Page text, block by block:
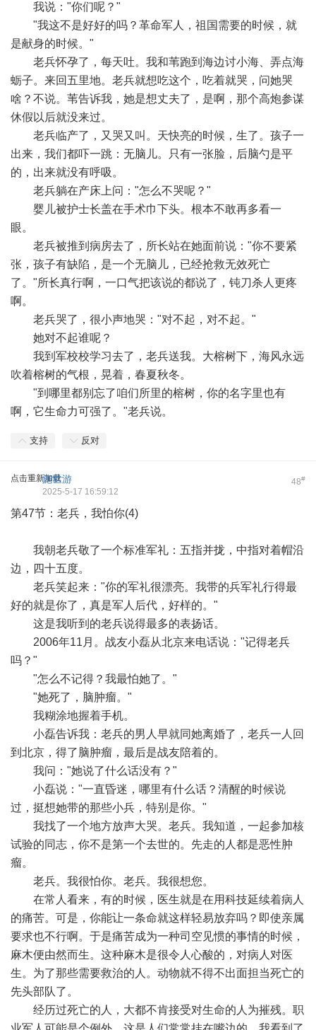
我说："你们呢？"
"我这不是好好的吗？革命军人，祖国需要的时候，就
是献身的时候。"
老兵怀孕了，每天吐。我和苇跑到海边讨小海、弄点海
蛎子。来回五里地。老兵就想吃这个，吃着就哭，问她哭
啥？不说。苇告诉我，她是想丈夫了，是啊，那个高炮参谋
休假以后就没来过。
老兵临产了，又哭又叫。天快亮的时候，生了。孩子一
出来，我们都吓一跳：无脑儿。只有一张脸，后脑勺是平
的，出来就没有呼吸。
老兵躺在产床上问："怎么不哭呢？"
婴儿被护士长盖在手术巾下头。根本不敢再多看一
眼。
老兵被推到病房去了，所长站在她面前说："你不要紧
张，孩子有缺陷，是一个无脑儿，已经抢救无效死亡
了。"所长真行啊，一口气把该说的都说了，钝刀杀人更疼
啊。
老兵哭了，很小声地哭："对不起，对不起。"
她对不起谁呢？
我到军校校学习去了，老兵送我。大榕树下，海风永远
吹着榕树的气根，晃着，春夏秋冬。
"到哪里都别忘了咱们所里的榕树，你的名字里也有
啊，它生命力可强了。"老兵说。
支持 反对
点击重新加载 48#
施世游
2025-5-17 16:59:12
第47节：老兵，我怕你(4)
我朝老兵敬了一个标准军礼：五指并拢，中指对着帽沿
边，四十五度。
老兵笑起来："你的军礼很漂亮。我带的兵军礼行得最
好的就是你了，真是军人后代，好样的。"
这是我听到的老兵说得最多的表扬话。
2006年11月。战友小磊从北京来电话说："记得老兵
吗？"
"怎么不记得？我最怕她了。"
"她死了，脑肿瘤。"
我糊涂地握着手机。
小磊告诉我：老兵的男人早就同她离婚了，老兵一人回
到北京，得了脑肿瘤，最后是战友陪着的。
我问："她说了什么话没有？"
小磊说："一直昏迷，哪里有什么话？清醒的时候说
过，挺想她带的那些小兵，特别是你。"
我找了一个地方放声大哭。老兵。我知道，一起参加核
试验的同志，你不是第一个去世的。先走的人都是恶性肿
瘤。
老兵。我很怕你。老兵。我很想您。
在常人看来，有的时候，医生就是在用科技延续着病人
的痛苦。可是，你能让一条命就这样轻易放弃吗？即使亲属
要求也不行啊。于是痛苦成为一种司空见惯的事情的时候，
麻木便由然而生。这种麻木是很令人心酸的，对病人对医
生。为了那些需要救治的人。动物就不得不出面担当死亡的
先头部队了。
经历过死亡的人，大都不肯接受对生命的人为摧残。职